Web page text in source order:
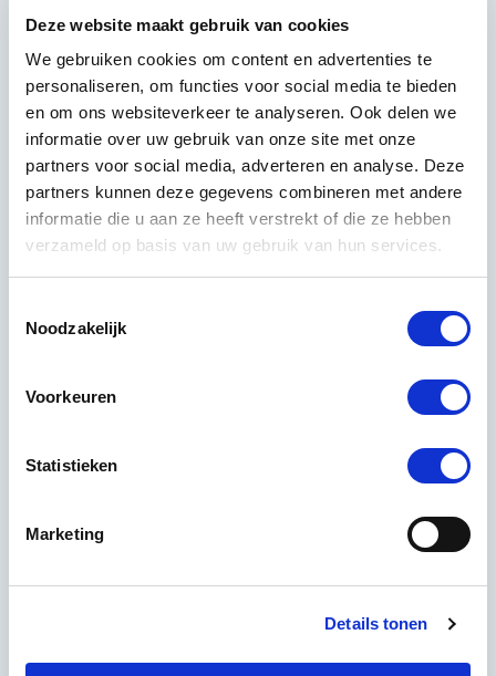
Deze website maakt gebruik van cookies
We gebruiken cookies om content en advertenties te
personaliseren, om functies voor social media te bieden
en om ons websiteverkeer te analyseren. Ook delen we
informatie over uw gebruik van onze site met onze
partners voor social media, adverteren en analyse. Deze
partners kunnen deze gegevens combineren met andere
informatie die u aan ze heeft verstrekt of die ze hebben
verzameld op basis van uw gebruik van hun services.
Noodzakelijk
Voorkeuren
Statistieken
Marketing
Details tonen
graag mee over het schoonmaakproces en
optimaliseren we waar mogelijk. We praten vaak dus
niet over klanten, maar over samenwerkingspartners.
Bekijk hier nog meer samenwerkingspartners van ons.